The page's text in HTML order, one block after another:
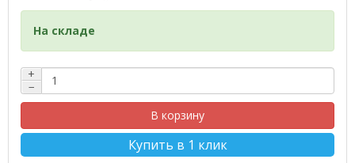
На складе
+
−
В корзину
Купить в 1 клик